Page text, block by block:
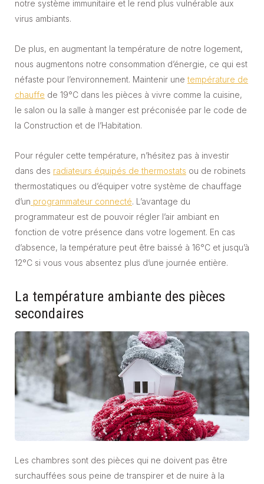
notre système immunitaire et le rend plus vulnérable aux
virus ambiants.
De plus, en augmentant la température de notre logement,
nous augmentons notre consommation d’énergie, ce qui est
néfaste pour l’environnement. Maintenir une température de
chauffe de 19°C dans les pièces à vivre comme la cuisine,
le salon ou la salle à manger est préconisée par le code de
la Construction et de l’Habitation.
Pour réguler cette température, n’hésitez pas à investir
dans des radiateurs équipés de thermostats ou de robinets
thermostatiques ou d’équiper votre système de chauffage
d’un programmateur connecté. L’avantage du
programmateur est de pouvoir régler l’air ambiant en
fonction de votre présence dans votre logement. En cas
d’absence, la température peut être baissé à 16°C et jusqu’à
12°C si vous vous absentez plus d’une journée entière.
La température ambiante des pièces
secondaires
Les chambres sont des pièces qui ne doivent pas être
surchauffées sous peine de transpirer et de nuire à la